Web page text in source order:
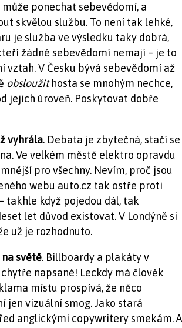
ponechat sebevědomí, a
skvělou službu. To není tak lehké,
je služba ve výsledku taky dobrá,
žádné sebevědomí nemají – je to
vztah. V Česku bývá sebevědomí až
obsloužit hosta se mnohým nechce,
jejich úroveň. Poskytovat dobře
vyhrála. Debata je zbytečná, stačí se
Ve velkém městě elektro opravdu
pro všechny. Nevím, proč jsou
webu auto.cz tak ostře proti
takhle když pojedou dál, tak
let důvod existovat. V Londýně si
už je rozhodnuto.
světě. Billboardy a plakáty v
napsané! Leckdy má člověk
místu prospívá, že něco
jen vizuální smog. Jako stará
anglickými copywritery smekám. A